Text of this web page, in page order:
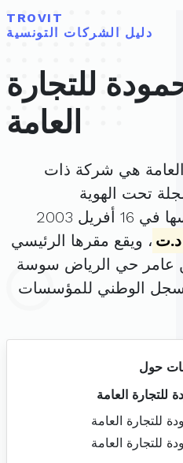
TROVIT
دليل الشركات التونسية
للتجارة
العامة
هي شركة ذات
تحت الهوية
. تم تأسيسها في 16 أفريل 2003
، ويقع مقرها الرئيسي
بن عامر حي الرياض سوسة
الوطني للمؤسسات
حول
العامة
للتجارة العامة
للتجارة العامة